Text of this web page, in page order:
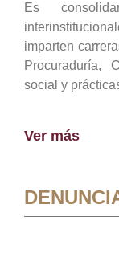
Es
imparten
Procuraduría,
social y
Ver más